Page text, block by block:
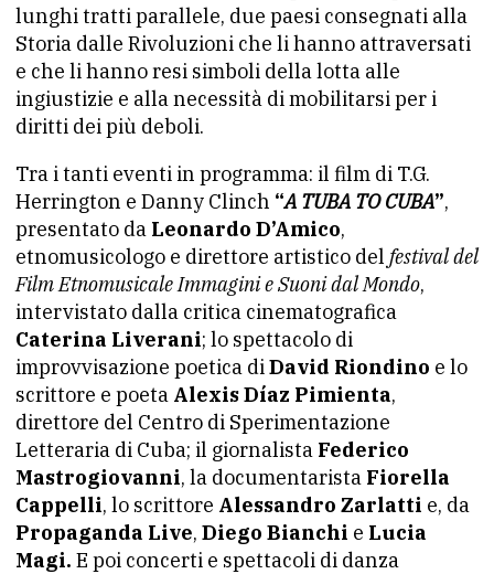
lunghi tratti parallele, due paesi consegnati alla
Storia dalle Rivoluzioni che li hanno attraversati
e che li hanno resi simboli della lotta alle
ingiustizie e alla necessità di mobilitarsi per i
diritti dei più deboli.
Tra i tanti eventi in programma: il film di T.G.
Herrington e Danny Clinch “A TUBA TO CUBA”,
presentato da Leonardo D’Amico,
etnomusicologo e direttore artistico del festival del
Film Etnomusicale Immagini e Suoni dal Mondo,
intervistato dalla critica cinematografica
Caterina Liverani; lo spettacolo di
improvvisazione poetica diDavid Riondino e lo
scrittore e poeta Alexis Díaz Pimienta,
direttore del Centro di Sperimentazione
Letteraria di Cuba; il giornalista Federico
Mastrogiovanni, la documentarista Fiorella
Cappelli, lo scrittore Alessandro Zarlatti e, da
Propaganda Live, Diego Bianchi e Lucia
Magi. E poi concerti e spettacoli di danza